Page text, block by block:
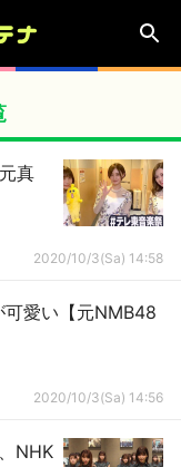
真
2020/10/3(Sa) 14:58
可愛い【元NMB48
2020/10/3(Sa) 14:56
NHK